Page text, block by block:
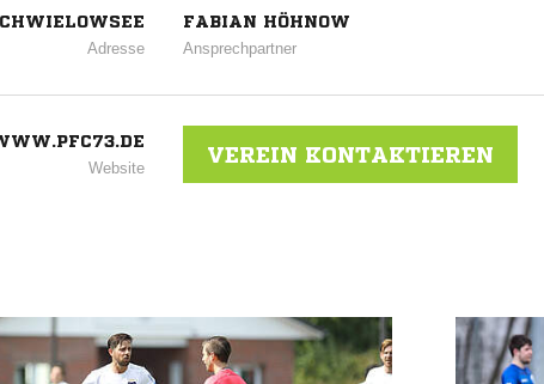
Adresse
FABIAN HÖHNOW
Ansprechpartner
Website
VEREIN KONTAKTIEREN